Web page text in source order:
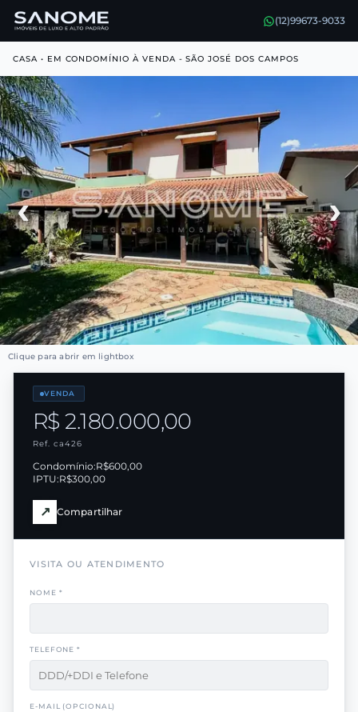
(12)99673-9033
CASA • EM CONDOMÍNIO À VENDA - SÃO JOSÉ DOS CAMPOS
‹ ›
Clique para abrir em lightbox
VENDA
R$ 2.180.000,00
Ref. ca426
Condomínio:R$600,00
IPTU:R$300,00
↗ Compartilhar
VISITA OU ATENDIMENTO
NOME *
TELEFONE *
E-MAIL (OPCIONAL)